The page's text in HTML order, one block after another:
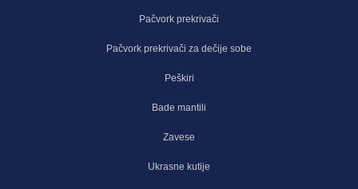
Pačvork prekrivači
Pačvork prekrivači za dečije sobe
Peškiri
Bade mantili
Zavese
Ukrasne kutije